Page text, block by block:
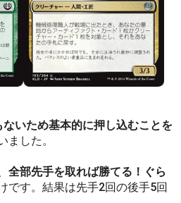
いため基本的に押し込むことを
ました。
全部先手を取れば勝てる！ぐら
です。結果は先手2回の後手5回